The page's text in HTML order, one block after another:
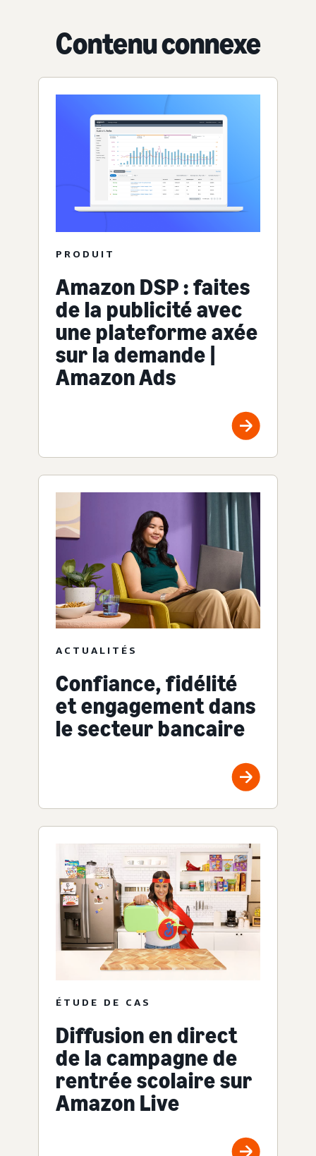
Contenu connexe
PRODUIT
Amazon DSP : faites
de la publicité avec
une plateforme axée
sur la demande |
Amazon Ads
ACTUALITÉS
Confiance, fidélité
et engagement dans
le secteur bancaire
ÉTUDE DE CAS
Diffusion en direct
de la campagne de
rentrée scolaire sur
Amazon Live